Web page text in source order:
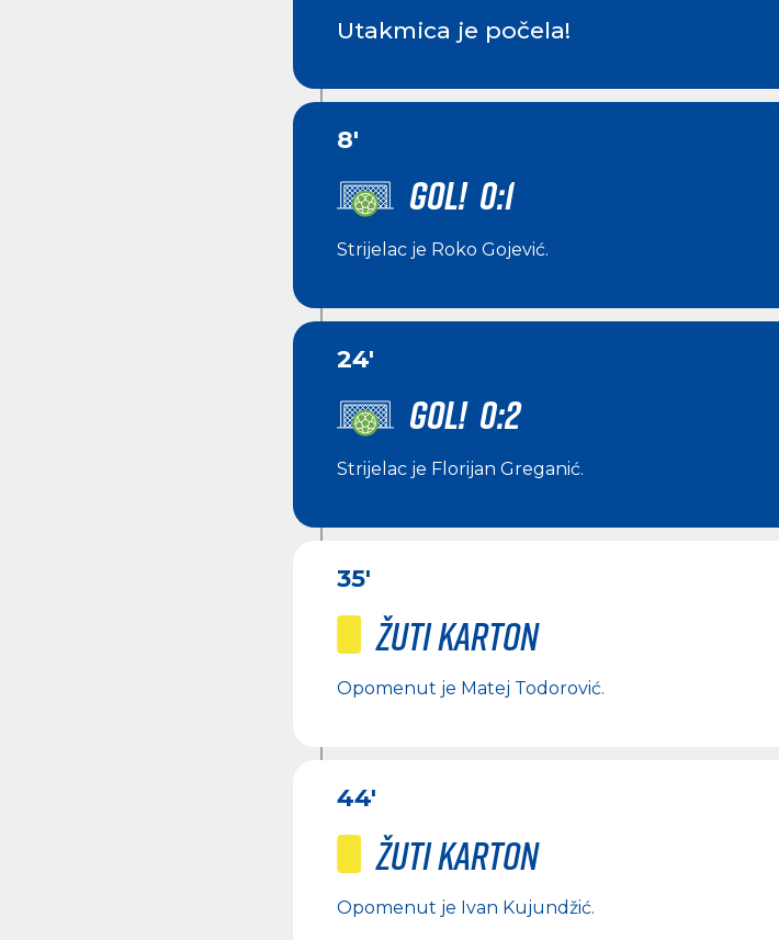
Utakmica je počela!
8'
GOL! 0:1
Strijelac je Roko Gojević.
24'
GOL! 0:2
Strijelac je Florijan Greganić.
35'
Žuti karton
Opomenut je Matej Todorović.
44'
Žuti karton
Opomenut je Ivan Kujundžić.